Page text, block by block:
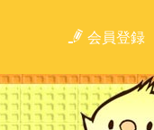
会員登録